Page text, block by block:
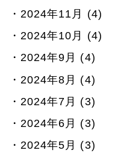
2024年11月 (4)
2024年10月 (4)
2024年9月 (4)
2024年8月 (4)
2024年7月 (3)
2024年6月 (3)
2024年5月 (3)